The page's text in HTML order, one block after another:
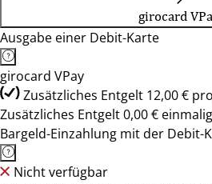
girocard
Ausgabe einer Debit-Karte
girocard VPay
Zusätzliches Entgelt 12,00 €
Zusätzliches Entgelt 0,00 € einmalig
Bargeld-Einzahlung mit der Debit-
Nicht verfügbar